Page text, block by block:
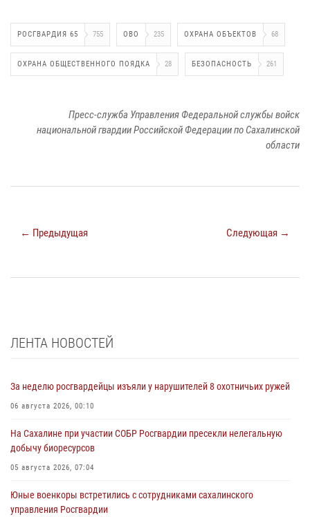
РОСГВАРДИЯ 65 755 ОВО 235 ОХРАНА ОБЪЕКТОВ 68
ОХРАНА ОБЩЕСТВЕННОГО ПОЯДКА 28 БЕЗОПАСНОСТЬ 261
Пресс-служба Управления Федеральной службы войск
национальной гвардии Российской Федерации по Сахалинской
области
← Предыдущая Следующая →
ЛЕНТА НОВОСТЕЙ
За неделю росгвардейцы изъяли у нарушителей 8 охотничьих ружей
06 августа 2026, 00:10
На Сахалине при участии СОБР Росгвардии пресекли нелегальную
добычу биоресурсов
05 августа 2026, 07:04
Юные военкоры встретились с сотрудниками сахалинского
управления Росгвардии